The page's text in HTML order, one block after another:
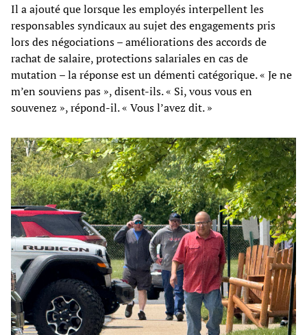
Il a ajouté que lorsque les employés interpellent les
responsables syndicaux au sujet des engagements pris
lors des négociations – améliorations des accords de
rachat de salaire, protections salariales en cas de
mutation – la réponse est un démenti catégorique. « Je ne
m’en souviens pas », disent-ils. « Si, vous vous en
souvenez », répond-il. « Vous l’avez dit. »